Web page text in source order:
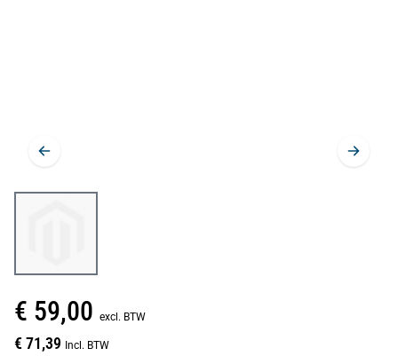
€ 59,00 excl. BTW
€ 71,39 Incl. BTW